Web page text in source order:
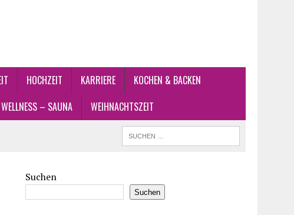
HOCHZEIT KARRIERE
KOCHEN & BACKEN
WELLNESS – SAUNA WEIHNACHTSZEIT
Suchen
Suchen